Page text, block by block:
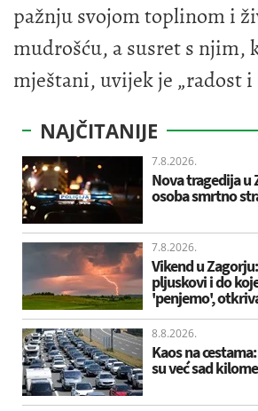
pažnju svojom toplinom i
mudrošću, a susret s njim,
mještani, uvijek je „radost i
NAJČITANIJE
7.8.2026.
Nova tragedija u
osoba smrtno
7.8.2026.
Vikend u
pljuskovi i do
'penjemo',
8.8.2026.
Kaos na
su već sad